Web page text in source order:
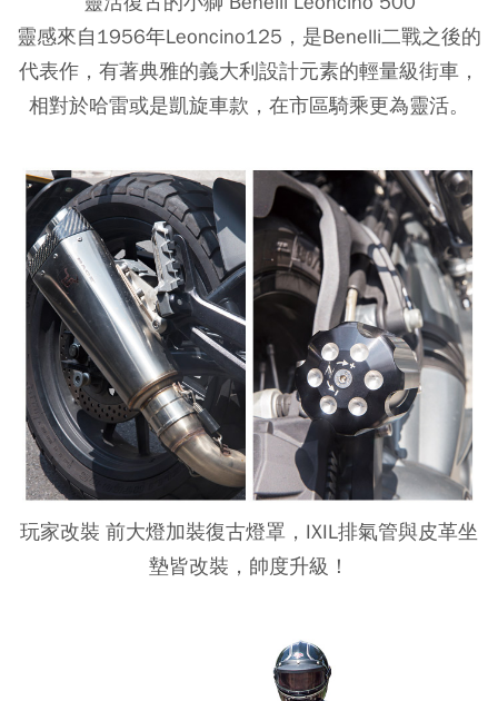
靈感來自1956年Leoncino125，是Benelli二戰之後的
代表作，有著典雅的義大利設計元素的輕量級街車，
相對於哈雷或是凱旋車款，在市區騎乘更為靈活。
玩家改裝 前大燈加裝復古燈罩，IXIL排氣管與皮革坐
墊皆改裝，帥度升級！